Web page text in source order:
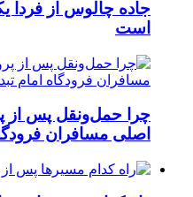
است
چرا حمل‌ونقل پس از
اصلی مسافران